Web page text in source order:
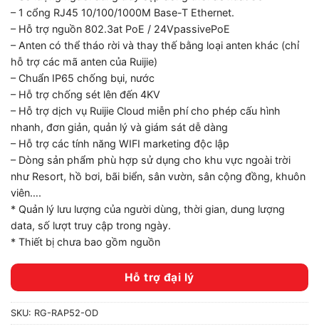
– 1 cổng RJ45 10/100/1000M Base-T Ethernet.
– Hỗ trợ nguồn 802.3at PoE / 24VpassivePoE
– Anten có thể tháo rời và thay thế bằng loại anten khác (chỉ
hỗ trợ các mã anten của Ruijie)
– Chuẩn IP65 chống bụi, nước
– Hỗ trợ chống sét lên đến 4KV
– Hỗ trợ dịch vụ Ruijie Cloud miễn phí cho phép cấu hình
nhanh, đơn giản, quản lý và giám sát dễ dàng
– Hỗ trợ các tính năng WIFI marketing độc lập
– Dòng sản phẩm phù hợp sử dụng cho khu vực ngoài trời
như Resort, hồ bơi, bãi biển, sân vườn, sân cộng đồng, khuôn
viên….
* Quản lý lưu lượng của người dùng, thời gian, dung lượng
data, số lượt truy cập trong ngày.
* Thiết bị chưa bao gồm nguồn
Hỗ trợ đại lý
SKU: RG-RAP52-OD